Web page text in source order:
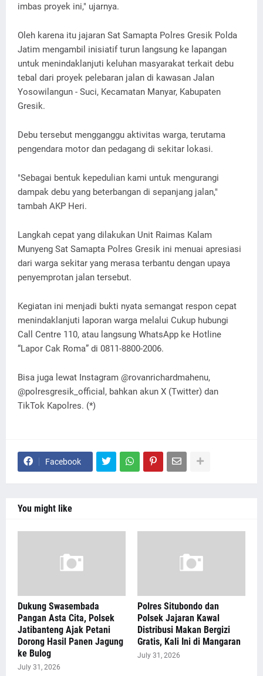
imbas proyek ini," ujarnya.
Oleh karena itu jajaran Sat Samapta Polres Gresik Polda
Jatim mengambil inisiatif turun langsung ke lapangan
untuk menindaklanjuti keluhan masyarakat terkait debu
tebal dari proyek pelebaran jalan di kawasan Jalan
Yosowilangun - Suci, Kecamatan Manyar, Kabupaten
Gresik.
Debu tersebut mengganggu aktivitas warga, terutama
pengendara motor dan pedagang di sekitar lokasi.
"Sebagai bentuk kepedulian kami untuk mengurangi
dampak debu yang beterbangan di sepanjang jalan,"
tambah AKP Heri.
Langkah cepat yang dilakukan Unit Raimas Kalam
Munyeng Sat Samapta Polres Gresik ini menuai apresiasi
dari warga sekitar yang merasa terbantu dengan upaya
penyemprotan jalan tersebut.
Kegiatan ini menjadi bukti nyata semangat respon cepat
menindaklanjuti laporan warga melalui Cukup hubungi
Call Centre 110, atau langsung WhatsApp ke Hotline
“Lapor Cak Roma” di 0811-8800-2006.
Bisa juga lewat Instagram @rovanrichardmahenu,
@polresgresik_official, bahkan akun X (Twitter) dan
TikTok Kapolres. (*)
Facebook
You might like
Dukung Swasembada
Pangan Asta Cita, Polsek
Jatibanteng Ajak Petani
Dorong Hasil Panen Jagung
ke Bulog
July 31, 2026
Polres Situbondo dan
Polsek Jajaran Kawal
Distribusi Makan Bergizi
Gratis, Kali Ini di Mangaran
July 31, 2026